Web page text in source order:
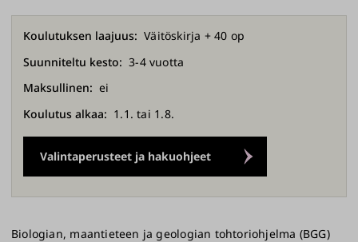
Koulutuksen laajuus
Väitöskirja + 40 op
Suunniteltu kesto
3-4 vuotta
Maksullinen
ei
Koulutus alkaa
1.1. tai 1.8.
Valintaperusteet ja hakuohjeet
Biologian, maantieteen ja geologian tohtoriohjelma (BGG)